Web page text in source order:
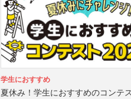
学生におすすめ
夏休み！学生におすすめのコンテ